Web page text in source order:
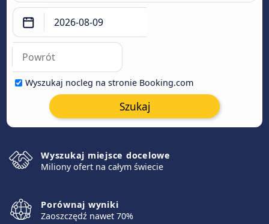
Wyszukaj nocleg na stronie Booking.com
Szukaj
Wyszukaj miejsce docelowe
Miliony ofert na całym świecie
Porównaj wyniki
Zaoszczędź nawet 70%